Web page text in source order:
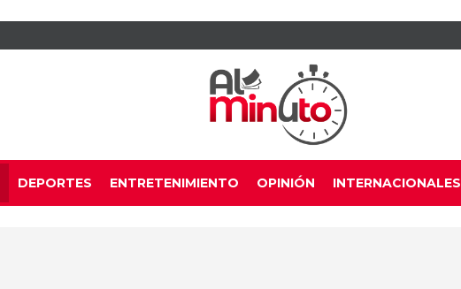
DEPORTES ENTRETENIMIENTO OPINIÓN INTERNACIONALES